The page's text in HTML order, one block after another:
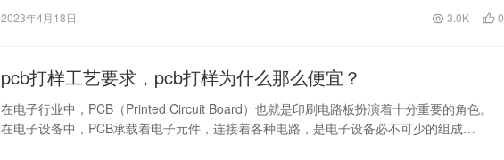
2023年4月18日 3.0K 0
pcb打样工艺要求，pcb打样为什么那么便宜？
在电子行业中，PCB（Printed Circuit Board）也就是印刷电路板扮演着十分重要的角色。
在电子设备中，PCB承载着电子元件，连接着各种电路，是电子设备必不可少的组成…